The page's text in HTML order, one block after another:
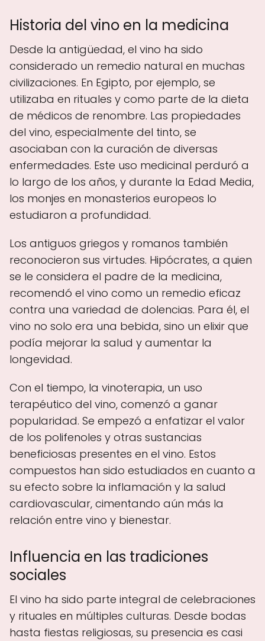
Historia del vino en la medicina
Desde la antigüedad, el vino ha sido
considerado un remedio natural en muchas
civilizaciones. En Egipto, por ejemplo, se
utilizaba en rituales y como parte de la dieta
de médicos de renombre. Las propiedades
del vino, especialmente del tinto, se
asociaban con la curación de diversas
enfermedades. Este uso medicinal perduró a
lo largo de los años, y durante la Edad Media,
los monjes en monasterios europeos lo
estudiaron a profundidad.
Los antiguos griegos y romanos también
reconocieron sus virtudes. Hipócrates, a quien
se le considera el padre de la medicina,
recomendó el vino como un remedio eficaz
contra una variedad de dolencias. Para él, el
vino no solo era una bebida, sino un elixir que
podía mejorar la salud y aumentar la
longevidad.
Con el tiempo, la vinoterapia, un uso
terapéutico del vino, comenzó a ganar
popularidad. Se empezó a enfatizar el valor
de los polifenoles y otras sustancias
beneficiosas presentes en el vino. Estos
compuestos han sido estudiados en cuanto a
su efecto sobre la inflamación y la salud
cardiovascular, cimentando aún más la
relación entre vino y bienestar.
Influencia en las tradiciones
sociales
El vino ha sido parte integral de celebraciones
y rituales en múltiples culturas. Desde bodas
hasta fiestas religiosas, su presencia es casi